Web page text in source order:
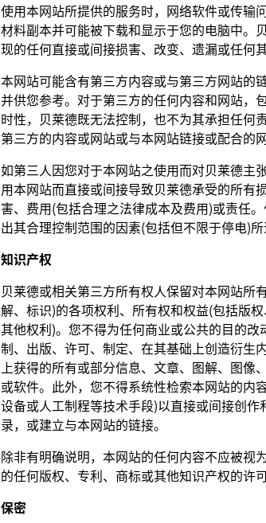
使用本网站所提供的服务时，网络软件或传输
材料副本并可能被下载和显示于您的电脑中。
现的任何直接或间接损害、改变、遗漏或任何
本网站可能含有第三方内容或与第三方网站的
并供您参考。对于第三方的任何内容和网站，
时性，贝莱德既无法控制，也不为其承担任何
第三方的内容或网站或与本网站链接或配合的
如第三人因您对于本网站之使用而对贝莱德主
用本网站而直接或间接导致贝莱德承受的所有
害、费用(包括合理之法律成本及费用)或责任
出其合理控制范围的因素(包括但不限于停电)所
知识产权
贝莱德或相关第三方所有权人保留对本网站所
解、标识)的各项权利、所有权和权益(包括版
其他权利)。您不得为任何商业或公共的目的
制、出版、许可、制定、在其基础上创造衍生
上获得的所有或部分信息、文章、图解、图像
或软件。此外，您不得系统性检索本网站的内
设备或人工制程等技术手段)以直接或间接创
录，或建立与本网站的链接。
除非有明确说明，本网站的任何内容不应被视
的任何版权、专利、商标或其他知识产权的许
保密
晨星基金奖牌评级
于2024年7月8日颁发
持股
比重(%)
3.62
持股名称
汇丰银行